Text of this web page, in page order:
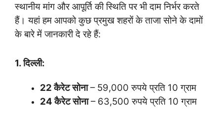
स्थानीय मांग और आपूर्ति की स्थिति पर भी दाम निर्भर करते
हैं। यहां हम आपको कुछ प्रमुख शहरों के ताजा सोने के दामों
के बारे में जानकारी दे रहे हैं:
1. दिल्ली:
22 कैरेट सोना– 59,000 रुपये प्रति 10 ग्राम
24 कैरेट सोना– 63,500 रुपये प्रति 10 ग्राम